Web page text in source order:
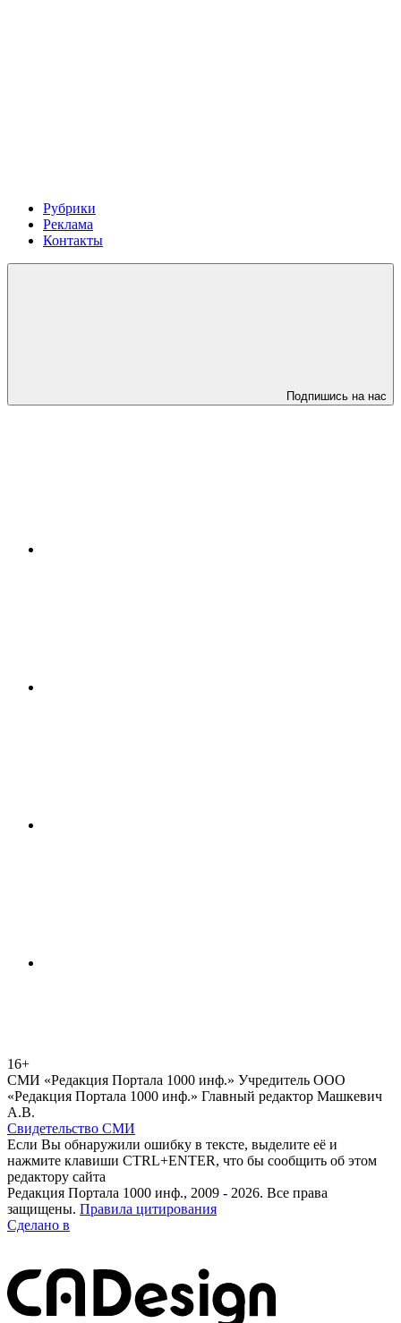
Рубрики
Реклама
Контакты
Подпишись на нас
16+
СМИ «Редакция Портала 1000 инф.» Учредитель ООО
«Редакция Портала 1000 инф.» Главный редактор Машкевич
А.В.
Свидетельство СМИ
Если Вы обнаружили ошибку в тексте, выделите её и
нажмите клавиши CTRL+ENTER, что бы сообщить об этом
редактору сайта
Редакция Портала 1000 инф., 2009 - 2026. Все права
защищены. Правила цитирования
Сделано в